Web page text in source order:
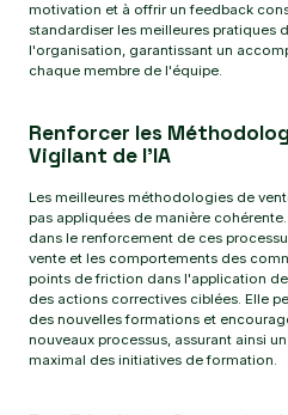
motivation et à offrir un feedback
standardiser les meilleures pratiques
l'organisation, garantissant un
chaque membre de l'équipe.
Renforcer les
Vigilant de l'IA
Les meilleures méthodologies de
pas appliquées de manière
dans le renforcement de ces
vente et les comportements des
points de friction dans l'application
des actions correctives ciblées. Elle
des nouvelles formations et
nouveaux processus, assurant ainsi
maximal des initiatives de formation.